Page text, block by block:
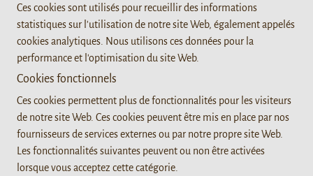
Ces cookies sont utilisés pour recueillir des informations
statistiques sur l'utilisation de notre site Web, également appelés
cookies analytiques. Nous utilisons ces données pour la
performance et l'optimisation du site Web.
Cookies fonctionnels
Ces cookies permettent plus de fonctionnalités pour les visiteurs
de notre site Web. Ces cookies peuvent être mis en place par nos
fournisseurs de services externes ou par notre propre site Web.
Les fonctionnalités suivantes peuvent ou non être activées
lorsque vous acceptez cette catégorie.